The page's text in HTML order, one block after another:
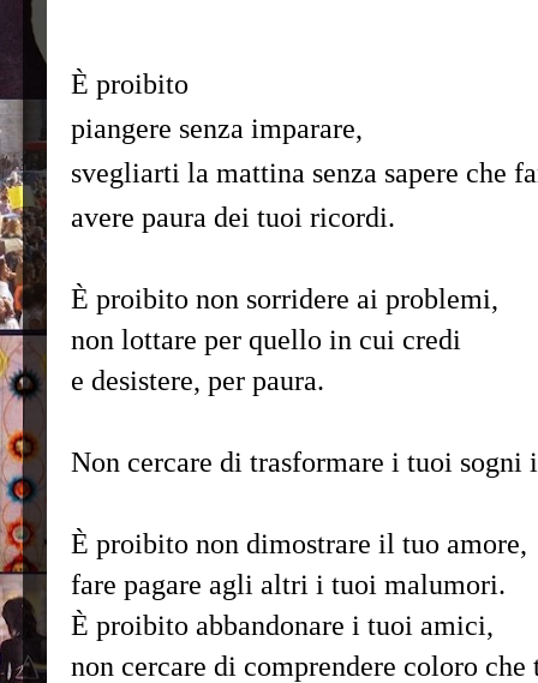
È proibito
piangere senza imparare,
svegliarti la mattina senza sapere che
avere paura dei tuoi ricordi.
È proibito non sorridere ai problemi,
non lottare per quello in cui credi
e desistere, per paura.
Non cercare di trasformare i tuoi sogni
È proibito non dimostrare il tuo amore,
fare pagare agli altri i tuoi malumori.
È proibito abbandonare i tuoi amici,
non cercare di comprendere coloro che